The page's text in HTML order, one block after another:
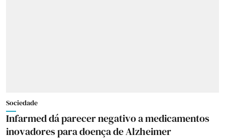
Sociedade
Infarmed dá parecer negativo a medicamentos
inovadores para doença de Alzheimer